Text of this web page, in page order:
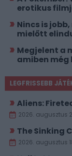
erotikus
Nincs is
mielőtt
Megjelent a
amiben még
LEGFRISSEBB
Aliens:
2026. augusztus
The Sinking
2026. augusztus